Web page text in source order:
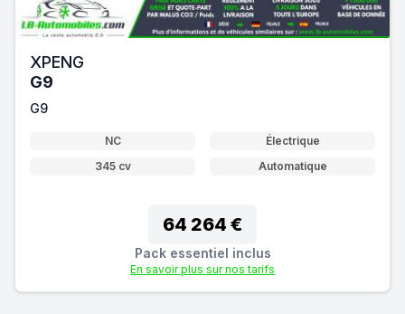
XPENG
G9
G9
NC
Électrique
345 cv
Automatique
64 264 €
Pack essentiel inclus
En savoir plus sur nos tarifs